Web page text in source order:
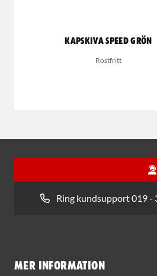
Kapskiva Speed Grön
Rostfritt
Ring kundsupport 019 -
Mer information